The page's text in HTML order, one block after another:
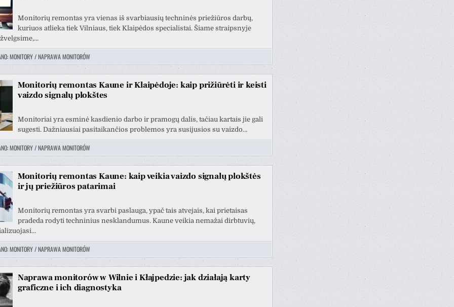
Monitorių remontas yra vienas iš svarbiausių techninės priežiūros darbų,
kuriuos atlieka tiek Vilniaus, tiek Klaipėdos specialistai. Šiame straipsnyje
MONITORY / NAPRAWA MONITORÓW
Monitorių remontas Kaune ir Klaipėdoje: kaip prižiūrėti ir keisti
vaizdo signalų plokštes
Monitoriai yra esminė kasdienio darbo ir pramogų dalis, tačiau kartais jie gali
sugesti. Dažniausiai pasitaikančios problemos yra susijusios su vaizdo…
MONITORY / NAPRAWA MONITORÓW
Monitorių remontas Kaune: kaip veikia vaizdo signalų plokštės
ir jų priežiūros patarimai
Monitorių remontas yra svarbi paslauga, ypač tais atvejais, kai prietaisas
pradeda rodyti techninius nesklandumus. Kaune veikia nemažai dirbtuvių,
MONITORY / NAPRAWA MONITORÓW
Naprawa monitorów w Wilnie i Kłajpedzie: jak działają karty
graficzne i ich diagnostyka